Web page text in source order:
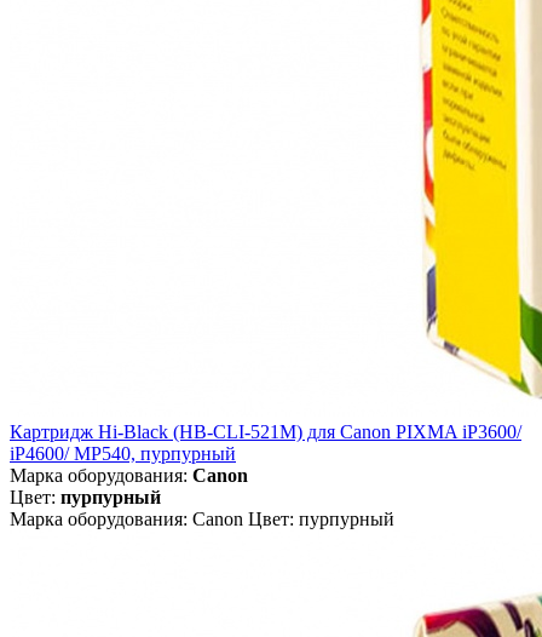
Картридж Hi-Black (HB-CLI-521M) для Canon PIXMA iP3600/
iP4600/ MP540, пурпурный
Марка оборудования: Canon
Цвет: пурпурный
Марка оборудования: Canon Цвет: пурпурный